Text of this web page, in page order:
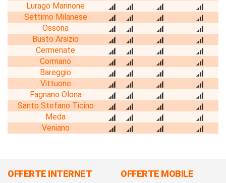
Lurago Marinone
Settimo Milanese
Ossona
Busto Arsizio
Cermenate
Cormano
Bareggio
Vittuone
Fagnano Olona
Santo Stefano Ticino
Meda
Veniano
OFFERTE INTERNET OFFERTE MOBILE